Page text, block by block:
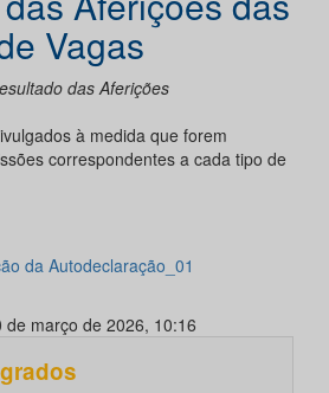
Vagas
das Aferições
à medida que forem
correspondentes a cada tipo de
da Autodeclaração_01
de março de 2026, 10:16